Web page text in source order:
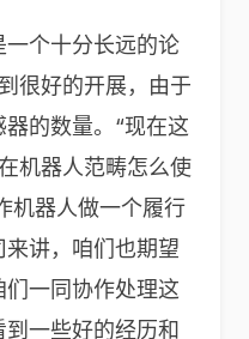
个十分长远的论
很好的开展，由于
的数量。“现在这
机器人范畴怎么使
机器人做一个履行
讲，咱们也期望
一同协作处理这
一些好的经历和